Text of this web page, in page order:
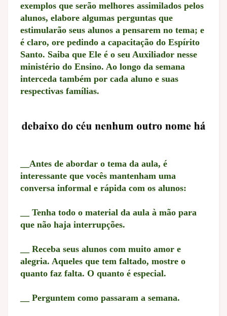
exemplos que serão melhores assimilados pelos
alunos, elabore algumas perguntas que
estimularão seus alunos a pensarem no tema; e
é claro, ore pedindo a capacitação do Espírito
Santo. Saiba que Ele é o seu Auxiliador nesse
ministério do Ensino. Ao longo da semana
interceda também por cada aluno e suas
respectivas famílias.
__Antes de abordar o tema da aula, é
interessante que vocês mantenham uma
conversa informal e rápida com os alunos:
__ Tenha todo o material da aula à mão para
que não haja interrupções.
__ Receba seus alunos com muito amor e
alegria. Aqueles que tem faltado, mostre o
quanto faz falta. O quanto é especial.
__ Perguntem como passaram a semana.